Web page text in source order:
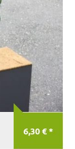
6,30 € *